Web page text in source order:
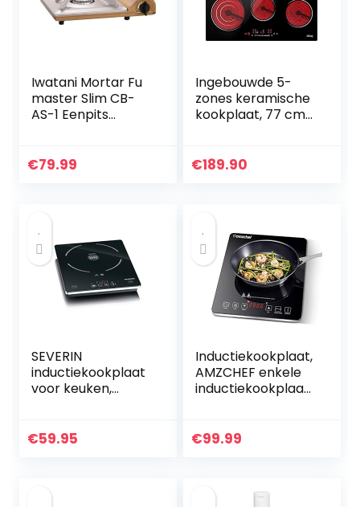
Iwatani Mortar Fu
master Slim CB-
AS-1 Eenpits
€79.99
Ingebouwde 5-
zones keramische
kookplaat, 77 cm
kookplaat met
€189.90
SEVERIN
inductiekookplaat
voor keuken,
hoogwaardige
€59.95
Inductiekookplaat,
AMZCHEF enkele
inductiekookplaat
oppervlak,
€99.99